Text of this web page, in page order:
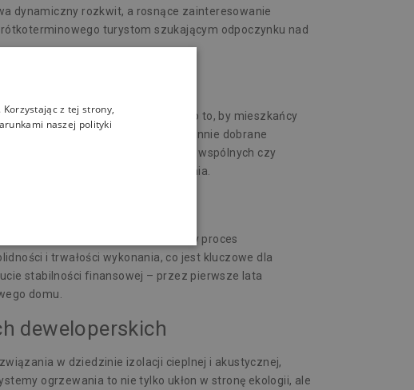
dynamiczny rozkwit, a rosnące zainteresowanie
turystom szukającym odpoczynku nad
tylko do budowy bloków – dbamy o to, by mieszkańcy
systemy monitoringu oraz starannie dobrane
jak oświetlenie LED w częściach wspólnych czy
jest korzyścią nie do przecenienia.
posprzedażowe, dbając o to, by proces
i trwałości wykonania, co jest kluczowe dla
stabilności finansowej – przez pierwsze lata
domu.
deweloperskich
w dziedzinie izolacji cieplnej i akustycznej,
ogrzewania to nie tylko ukłon w stronę ekologii, ale
z tej strony,
naszej polityki